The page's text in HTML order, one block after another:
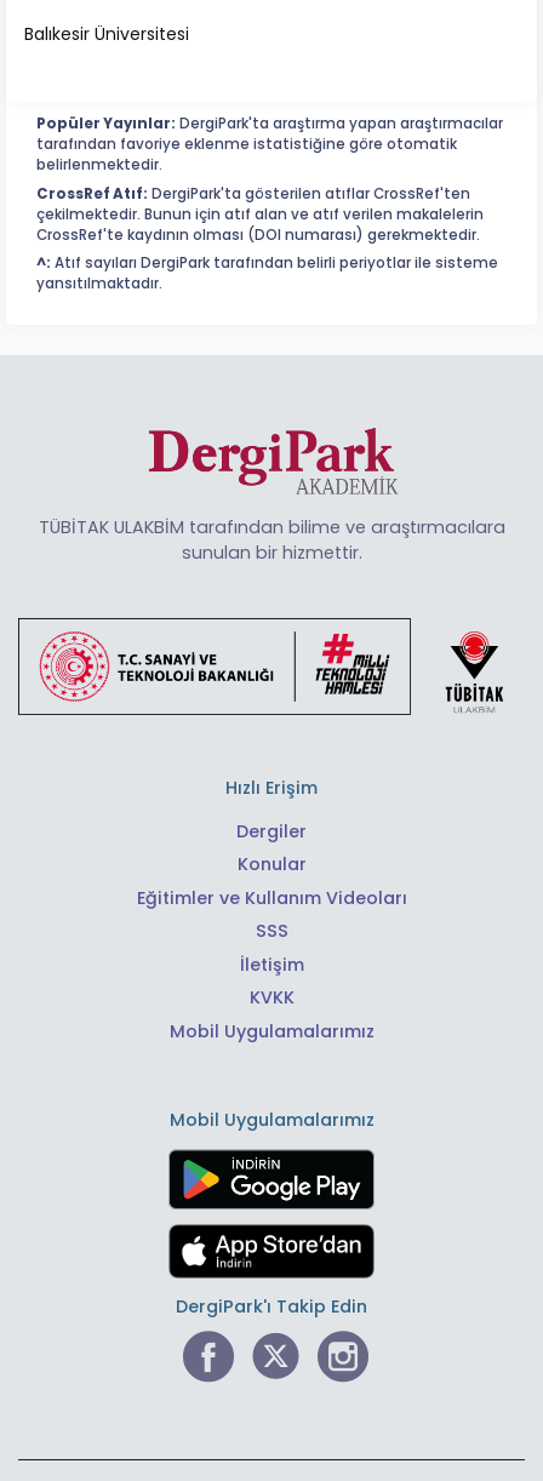
Balıkesir Üniversitesi
Popüler Yayınlar: DergiPark'ta araştırma yapan araştırmacılar
tarafından favoriye eklenme istatistiğine göre otomatik
belirlenmektedir.
CrossRef Atıf: DergiPark'ta gösterilen atıflar CrossRef'ten
çekilmektedir. Bunun için atıf alan ve atıf verilen makalelerin
CrossRef'te kaydının olması (DOI numarası) gerekmektedir.
^: Atıf sayıları DergiPark tarafından belirli periyotlar ile sisteme
yansıtılmaktadır.
TÜBİTAK ULAKBİM tarafından bilime ve araştırmacılara
sunulan bir hizmettir.
Hızlı Erişim
Dergiler
Konular
Eğitimler ve Kullanım Videoları
SSS
İletişim
KVKK
Mobil Uygulamalarımız
Mobil Uygulamalarımız
DergiPark'ı Takip Edin